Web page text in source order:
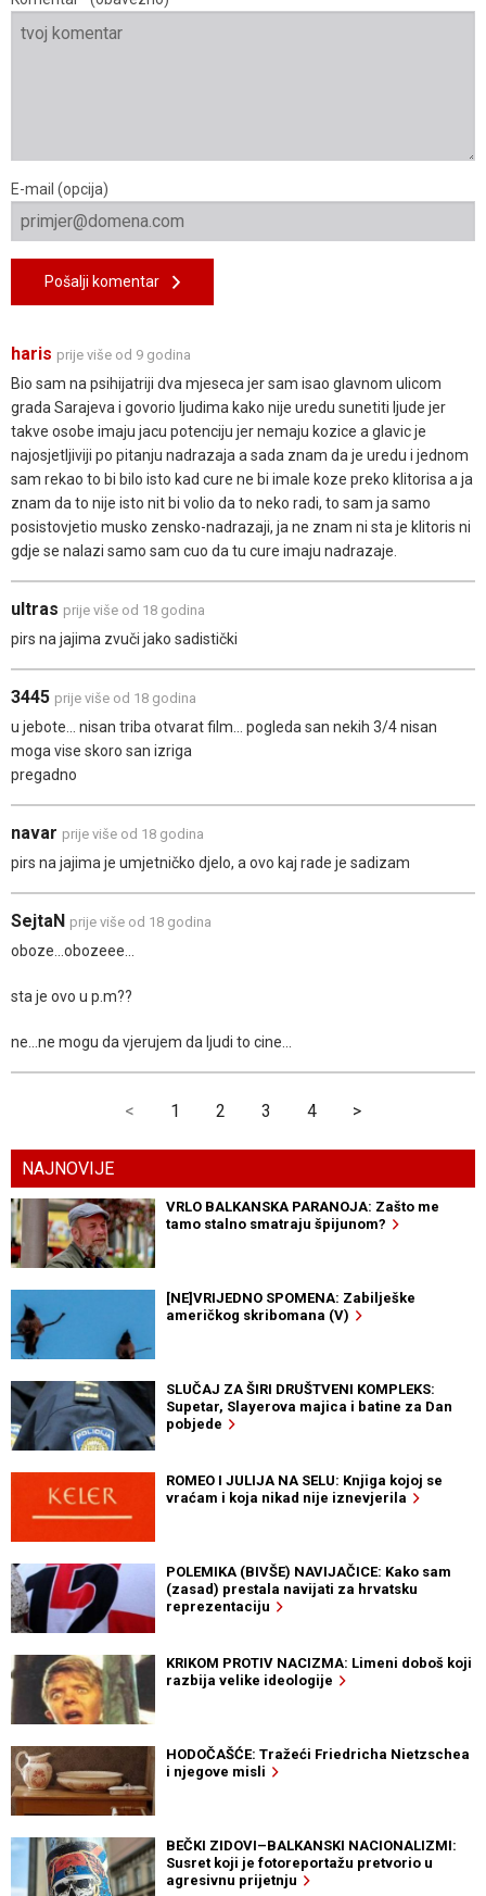
E-mail (opcija)
Pošalji komentar
haris prije više od 9 godina
Bio sam na psihijatriji dva mjeseca jer sam isao glavnom ulicom
grada Sarajeva i govorio ljudima kako nije uredu sunetiti ljude jer
takve osobe imaju jacu potenciju jer nemaju kozice a glavic je
najosjetljiviji po pitanju nadrazaja a sada znam da je uredu i jednom
sam rekao to bi bilo isto kad cure ne bi imale koze preko klitorisa a ja
znam da to nije isto nit bi volio da to neko radi, to sam ja samo
posistovjetio musko zensko-nadrazaji, ja ne znam ni sta je klitoris ni
gdje se nalazi samo sam cuo da tu cure imaju nadrazaje.
ultras prije više od 18 godina
pirs na jajima zvuči jako sadistički
3445 prije više od 18 godina
u jebote... nisan triba otvarat film... pogleda san nekih 3/4 nisan
moga vise skoro san izriga
pregadno
navar prije više od 18 godina
pirs na jajima je umjetničko djelo, a ovo kaj rade je sadizam
SejtaN prije više od 18 godina
oboze...obozeee...
sta je ovo u p.m??
ne...ne mogu da vjerujem da ljudi to cine...
< 1 2 3 4 >
NAJNOVIJE
VRLO BALKANSKA PARANOJA: Zašto me
tamo stalno smatraju špijunom?
[NE]VRIJEDNO SPOMENA: Zabilješke
američkog skribomana (V)
SLUČAJ ZA ŠIRI DRUŠTVENI KOMPLEKS:
Supetar, Slayerova majica i batine za Dan
pobjede
ROMEO I JULIJA NA SELU: Knjiga kojoj se
vraćam i koja nikad nije iznevjerila
POLEMIKA (BIVŠE) NAVIJAČICE: Kako sam
(zasad) prestala navijati za hrvatsku
reprezentaciju
KRIKOM PROTIV NACIZMA: Limeni doboš koji
razbija velike ideologije
HODOČAŠĆE: Tražeći Friedricha Nietzschea
i njegove misli
BEČKI ZIDOVI–BALKANSKI NACIONALIZMI:
Susret koji je fotoreportažu pretvorio u
agresivnu prijetnju